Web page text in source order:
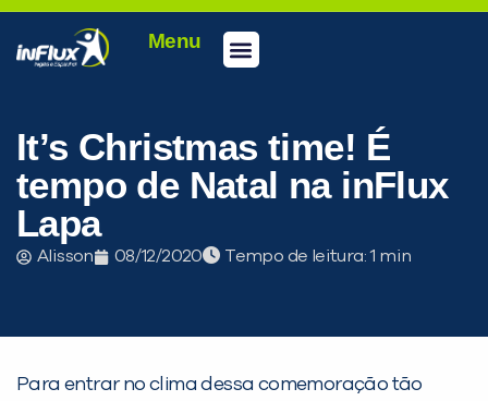
Menu
It’s Christmas time! É
tempo de Natal na inFlux
Lapa
Alisson 08/12/2020 Tempo de leitura:
Para entrar no clima dessa comemoração tão